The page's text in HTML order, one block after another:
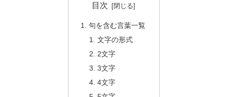
目次
句を含む言葉一覧
文字の形式
2文字
3文字
4文字